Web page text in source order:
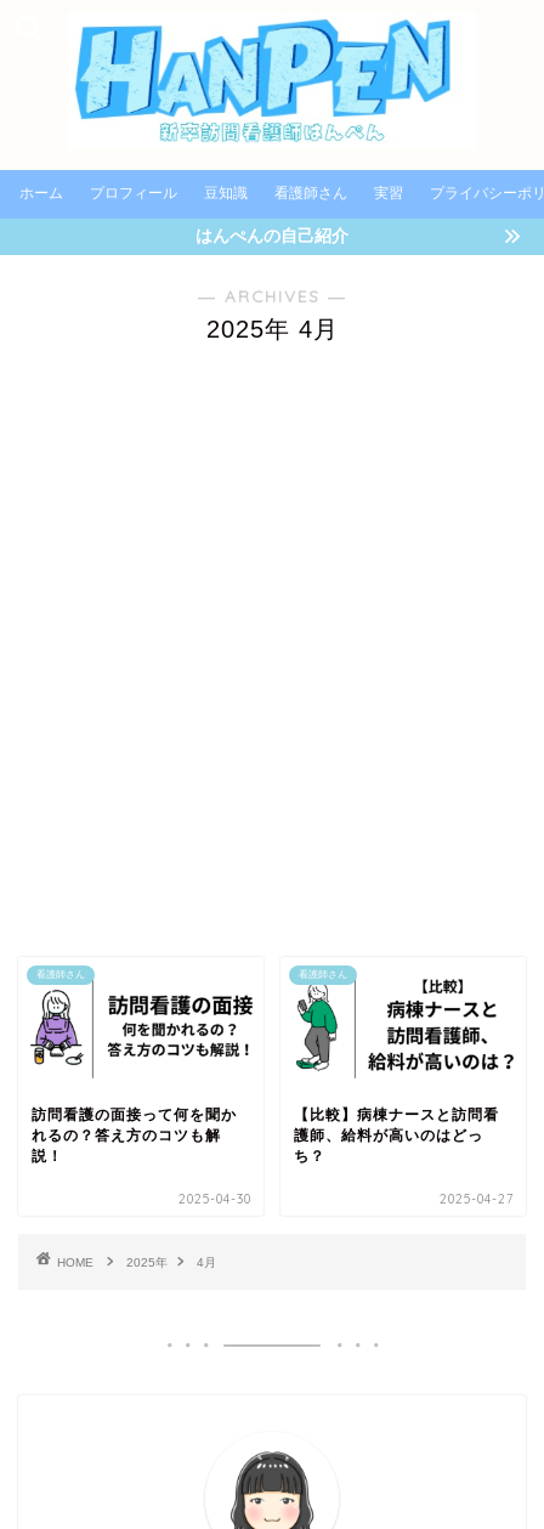
ホーム プロフィール 豆知識 看護師さん 実習 プライバシーポ
はんぺんの自己紹介
― ARCHIVES ―
2025年 4月
看護師さん
訪問看護の面接って何を聞か
れるの？答え方のコツも解
説！
2025-04-30
看護師さん
【比較】病棟ナースと訪問看
護師、給料が高いのはどっ
ち？
2025-04-27
HOME 2025年 4月